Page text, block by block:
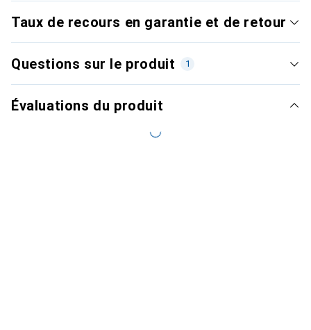
Taux de recours en garantie et de retour
Questions sur le produit 1
Évaluations du produit